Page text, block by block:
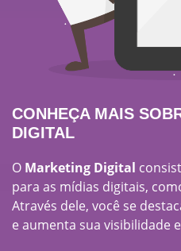
CONHEÇA MAIS
DIGITAL
O Marketing Digital
para as mídias digitais,
Através dele, você se
e aumenta sua visibilidade